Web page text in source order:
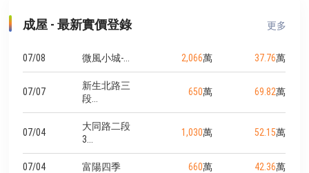
成屋 - 最新實價登錄 更多
07/08 微風小城-... 2,066萬 37.76萬
07/07
新生北路三
段...
650萬 69.82萬
07/04
大同路二段
3...
1,030萬 52.15萬
07/04 富陽四季 660萬 42.36萬